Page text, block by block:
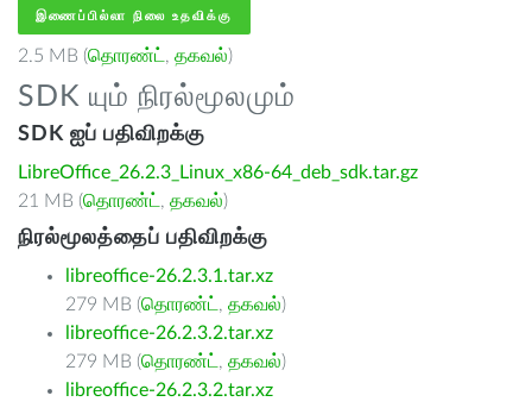
இணைப்பில்லா நிலை உதவிக்கு
2.5 MB (தொரண்ட் , தகவல்)
SDK யும் நிரல்மூலமும்
SDK ஐப் பதிவிறக்கு
LibreOffice_26.2.3_Linux_x86-64_deb_sdk.tar.gz
21 MB (தொரண்ட் , தகவல்)
நிரல்மூலத்தைப் பதிவிறக்கு
libreoffice-26.2.3.1.tar.xz
279 MB (தொரண்ட் , தகவல்)
libreoffice-26.2.3.2.tar.xz
279 MB (தொரண்ட் , தகவல்)
libreoffice-26.2.3.2.tar.xz